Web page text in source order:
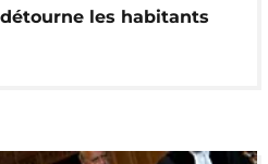
détourne les habitants